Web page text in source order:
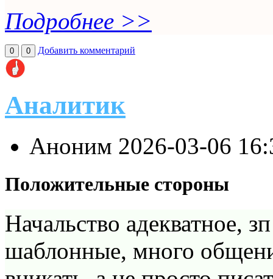
Подробнее >>
0 0 Добавить комментарий
Аналитик
Аноним 2026-03-06
Положительные стороны
Начальство адекватное,
шаблонные, много